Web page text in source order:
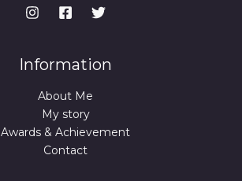
Information
About Me
My story
Awards & Achievement
Contact